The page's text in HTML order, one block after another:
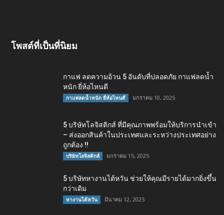
โพสต์ที่เป็นที่นิยม
กาแฟ ลดความอ้วน 5 อันดับที่ปลอดภัย กาแฟลดน้ำ
หนัก ยี่ห้อไหนดี
กาแฟลดน้ำหนัก ยี่ห้อไหนดี มกราคม 10, 2025
5 บริษัทโลจิสติกส์ ที่มีคุณภาพพร้อมให้บริการนำเข้า
– ส่งออกสินค้าในประเทศและระหว่างประเทศอย่าง
ถูกต้อง !!
บริษัทโลจิสติกส์ มกราคม 15, 2025
5 บริษัทหางานไต้หวัน ช่วยให้คุณมีรายได้มากยิ่งขึ้น
กว่าเดิม
หางานไต้หวัน มีนาคม 12, 2025